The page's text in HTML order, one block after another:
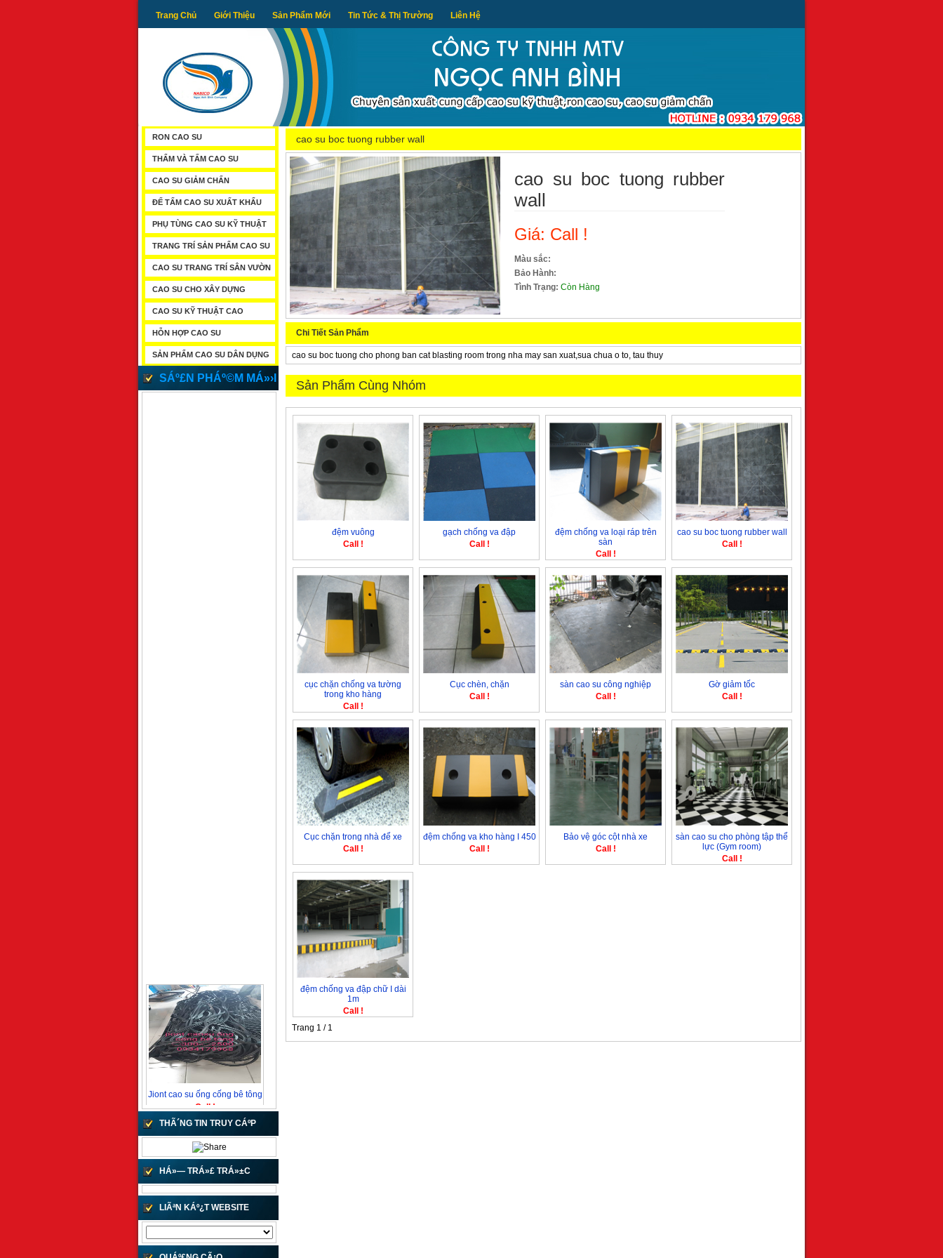
Trang Chủ Giới Thiệu Sản Phẩm Mới Tin Tức & Thị Trường Liên Hệ
RON CAO SU
THẨM VÀ TẤM CAO SU
CAO SU GIẢM CHẤN
ĐẾ TẤM CAO SU XUẤT KHẨU
PHỤ TÙNG CAO SU KỸ THUẬT
TRANG TRÍ SẢN PHẨM CAO SU
CAO SU TRANG TRÍ SÂN VƯỜN
CAO SU CHO XÂY DỰNG
CAO SU KỸ THUẬT CAO
HỖN HỢP CAO SU
SẢN PHẨM CAO SU DÂN DỤNG
SÁº£N PHÁº©M MÁ»›I
Jiont cao su ống cống bê tông
Call !
Jiont cao su ống bê tông
10 VND
THÃ´NG TIN TRUY CÁº­P
HÁ»— TRÁ»£ TRÁ»±C
TUYÁº¿N
LIÃªN KÁº¿T WEBSITE
cao su boc tuong rubber wall
cao su boc tuong rubber
wall
Giá: Call !
Màu sắc:
Bảo Hành:
Tình Trạng: Còn Hàng
Chi Tiết Sản Phẩm
cao su boc tuong cho phong ban cat blasting room trong nha may san xuat,sua chua o to, tau thuy
Sản Phẩm Cùng Nhóm
đệm vuông
Call !
gạch chống va đập
Call !
đệm chống va loại ráp trên
sàn
Call !
cao su boc tuong rubber wall
Call !
cục chặn chống va tường
trong kho hàng
Call !
Cục chèn, chặn
Call !
sàn cao su công nghiệp
Call !
Gờ giảm tốc
Call !
Cục chặn trong nhà để xe
Call !
đệm chống va kho hàng I 450
Call !
Bảo vệ góc cột nhà xe
Call !
sàn cao su cho phòng tập thể
lực (Gym room)
Call !
đệm chống va đập chữ I dài
1m
Call !
Trang 1 / 1